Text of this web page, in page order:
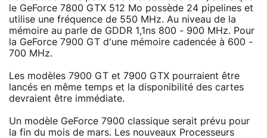
le GeForce 7800 GTX 512 Mo possède 24 pipelines et
utilise une fréquence de 550 MHz. Au niveau de la
mémoire au parle de GDDR 1,1ns 800 - 900 MHz. Pour
la GeForce 7900 GT d'une mémoire cadencée à 600 -
700 MHz.
Les modèles 7900 GT et 7900 GTX pourraient être
lancés en même temps et la disponibilité des cartes
devraient être immédiate.
Un modèle GeForce 7900 classique serait prévu pour
la fin du mois de mars. Les nouveaux Processeurs